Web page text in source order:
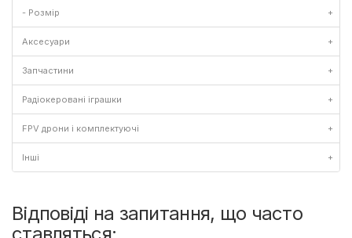
- Розмір +
Аксесуари +
Запчастини +
Радіокеровані іграшки +
FPV дрони і комплектуючі +
Інші +
Відповіді на запитання, що часто